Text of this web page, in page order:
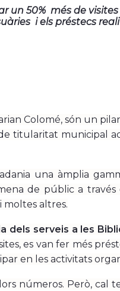
un 50% més de visites
i els préstecs
Colomé, són un
titularitat municipal
una àmplia
de públic a través
moltes altres.
dels serveis a les
es van fer més
en les activitats
números. Però, cal